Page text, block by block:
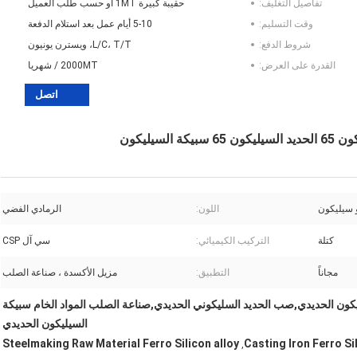
تفاصيل التغليف:
حقيبة كبيرة 1MT أو حسب طلب العميل
وقت التسليم:
5-10 أيام عمل بعد استلام الدفعة
شروط الدفع:
L/C، T/T، ويسترن يونيون
القدرة على العرض:
2000MT / شهريا
اتصل
سيليكون اللون: الرمادي الفضي
كتلة التركيب الكيميائي: سي آل CSP
مجاناً التطبيق: مزيل الأكسدة ، صناعة الصلب
السيليكون الحديدي,صب الحديد السليكوني الحديدي,صناعة الصلب المواد الخام سبيكة
السيليكون الحديدي
Casting Iron Ferro
,
Steelmaking Raw Material Ferro Silicon alloy